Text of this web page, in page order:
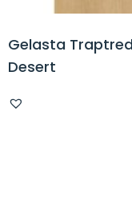
Gelasta
Desert